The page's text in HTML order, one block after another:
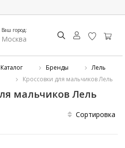
Ваш город:
Москва
Каталог Бренды
Лель
Кроссовки для мальчиков Лель
мальчиков Лель
Сортировка